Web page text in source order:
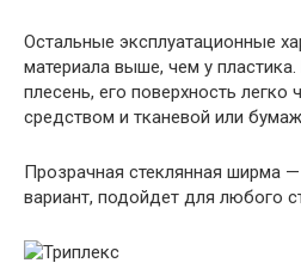
Остальные эксплуатационные
материала выше, чем у
плесень, его поверхность легко
средством и тканевой или
Прозрачная стеклянная ширма
вариант, подойдет для любого